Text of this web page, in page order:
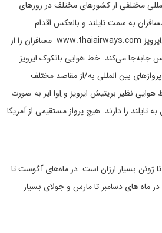
مختلفی از کشورهای مختلف در روزهای
به سمت تایلند و بالعکس اقدام
می‌کنند. خط هوایی ملی تایی‌ایرویز www.thaiairways.com مسافران را از
جابه‌جا می‌کند. خط هوایی بانکوک ایرویز
پروازهای بین المللی به/از مقاصد مختلف
نظیر بریتیش ایرویز و اِوا ایر به صورت
تایلند را دارند. هیچ پرواز مستقیمی از آمریکا
ژوئن بسیار ارزان است. در ماه‌های آگوست تا
ماه های دسامبر تا مارس و جولای بسیار